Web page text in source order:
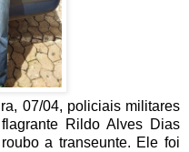
07/04, policiais militares
Rildo Alves Dias
a transeunte. Ele foi